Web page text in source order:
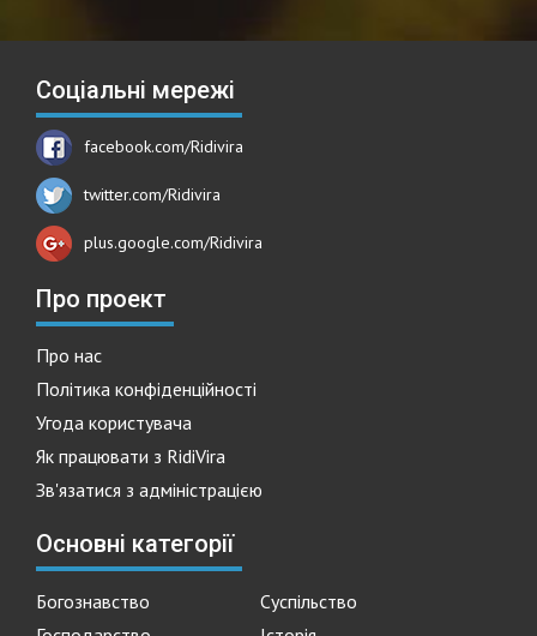
Соціальні мережі
facebook.com/Ridivira
twitter.com/Ridivira
plus.google.com/Ridivira
Про проект
Про нас
Політика конфіденційності
Угода користувача
Як працювати з RidiVira
Зв'язатися з адміністрацією
Основні категорії
Богознавство
Суспільство